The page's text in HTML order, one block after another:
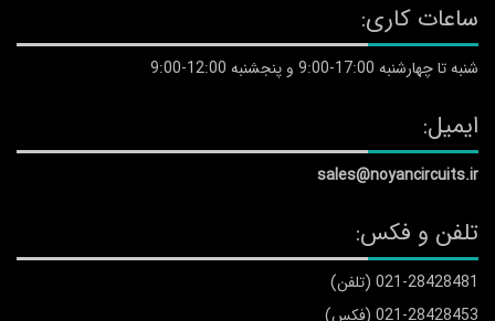
ساعات کاری:
شنبه تا چهارشنبه 17:00-9:00 و پنجشنبه 12:00-9:00
ایمیل:
sales@noyancircuits.ir
تلفن و فکس:
021-28428481 (تلفن)
021-28428453 (فکس)